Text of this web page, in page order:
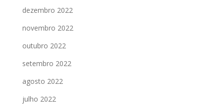
dezembro 2022
novembro 2022
outubro 2022
setembro 2022
agosto 2022
julho 2022